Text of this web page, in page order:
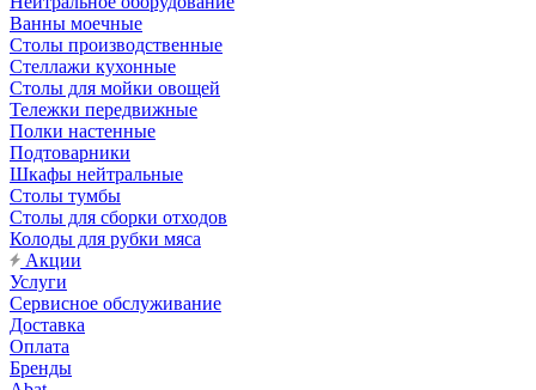
Ванны моечные
Столы производственные
Стеллажи кухонные
Столы для мойки овощей
Тележки передвижные
Полки настенные
Подтоварники
Шкафы нейтральные
Столы тумбы
Столы для сборки отходов
Колоды для рубки мяса
Акции
Услуги
Сервисное обслуживание
Доставка
Оплата
Бренды